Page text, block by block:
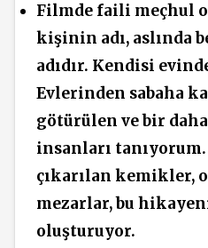
Filmde faili meçhul
kişinin adı, aslında
adıdır. Kendisi
Evlerinden sabaha
götürülen ve bir
insanları
çıkarılan kemikler,
mezarlar, bu
oluşturuyor.